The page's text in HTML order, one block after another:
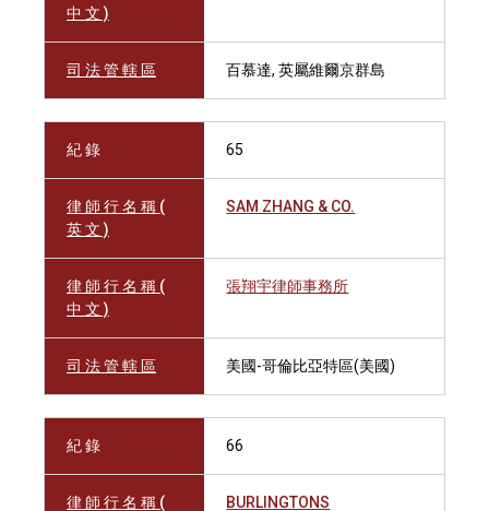
中 文 )
司 法 管 轄 區 百慕達, 英屬維爾京群島
紀 錄 65
律 師 行 名 稱 (
英 文 )
SAM ZHANG & CO.
律 師 行 名 稱 (
中 文 )
張翔宇律師事務所
司 法 管 轄 區 美國-哥倫比亞特區(美國)
紀 錄 66
律 師 行 名 稱 (
BURLINGTONS